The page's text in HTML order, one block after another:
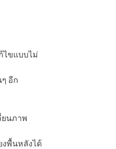
ไขแบบไม่
อีก
ยนภาพ
งพื้นหลังได้